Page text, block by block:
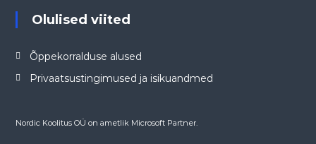
Olulised viited
Õppekorralduse alused
Privaatsustingimused ja isikuandmed
Nordic Koolitus OÜ on ametlik Microsoft Partner.